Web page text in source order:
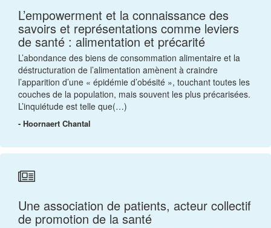
L’empowerment et la connaissance des
savoirs et représentations comme leviers
de santé : alimentation et précarité
L’abondance des biens de consommation alimentaire et la
déstructuration de l’alimentation amènent à craindre
l’apparition d’une « épidémie d’obésité », touchant toutes les
couches de la population, mais souvent les plus précarisées.
L’inquiétude est telle que(…)
- Hoornaert Chantal
Une association de patients, acteur collectif
de promotion de la santé